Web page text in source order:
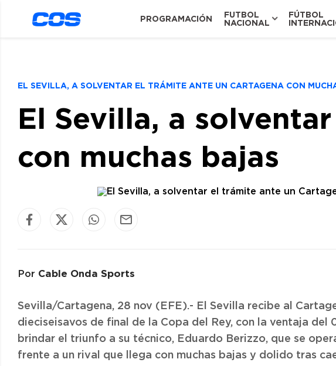
PROGRAMACIÓN
FUTBOL
NACIONAL
FÚTBOL
EL SEVILLA, A SOLVENTAR EL TRÁMITE ANTE UN CARTAGENA CON
El Sevilla, a
con muchas bajas
Por Cable Onda Sports
Sevilla/Cartagena, 28 nov (EFE).- El Sevilla recibe al
dieciseisavos de final de la Copa del Rey, con la ventaja
brindar el triunfo a su técnico, Eduardo Berizzo, que se
frente a un rival que llega con muchas bajas y dolido tras